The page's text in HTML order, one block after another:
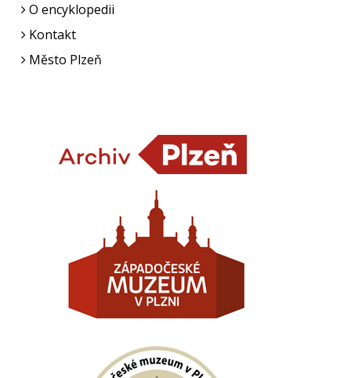
O encyklopedii
Kontakt
Město Plzeň